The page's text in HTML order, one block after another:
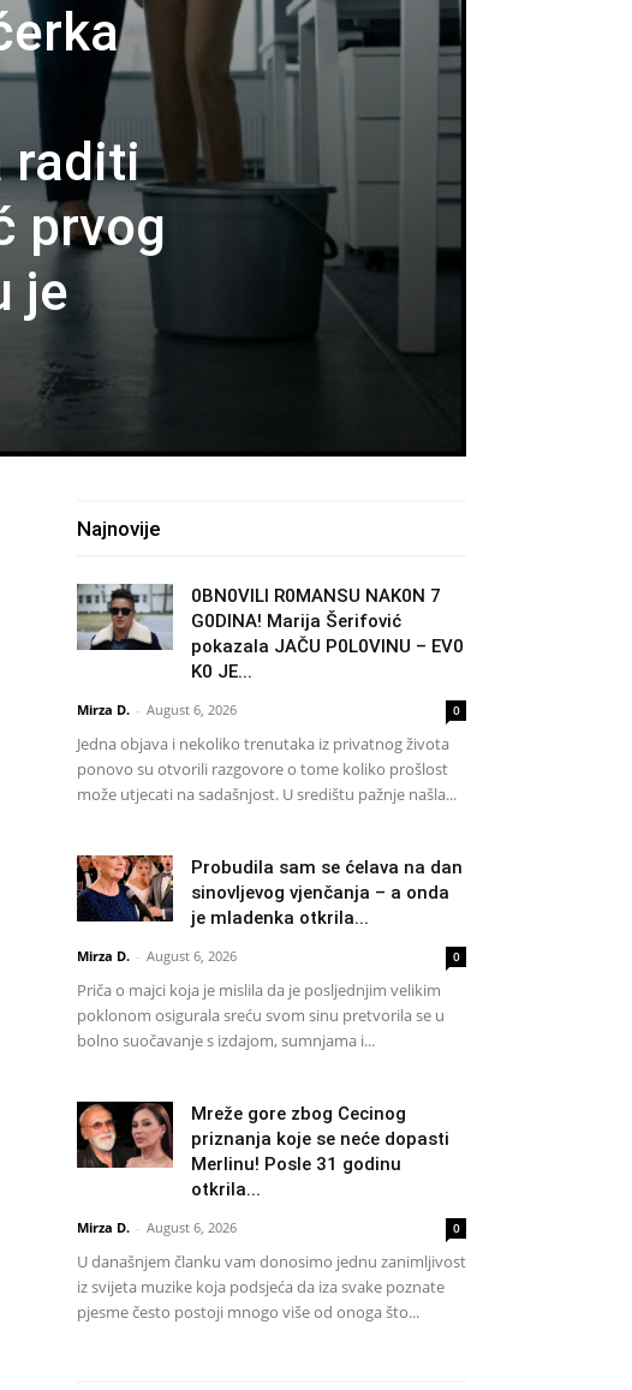
raditi
prvog
je
Najnovije
0BN0VlLl R0MANSU NAK0N 7
G0DlNA! Marija Šerifović
pokazala JAČU P0L0VINU – EV0
K0 JE...
Mirza D. - August 6, 2026 0
Jedna objava i nekoliko trenutaka iz privatnog života
ponovo su otvorili razgovore o tome koliko prošlost
može utjecati na sadašnjost. U središtu pažnje našla...
Probudila sam se ćelava na dan
sinovljevog vjenčanja – a onda
je mladenka otkrila...
Mirza D. - August 6, 2026 0
Priča o majci koja je mislila da je posljednjim velikim
poklonom osigurala sreću svom sinu pretvorila se u
bolno suočavanje s izdajom, sumnjama i...
Mreže gore zbog Cecinog
priznanja koje se neće dopasti
Merlinu! Posle 31 godinu
otkrila...
Mirza D. - August 6, 2026 0
U današnjem članku vam donosimo jednu zanimljivost
iz svijeta muzike koja podsjeća da iza svake poznate
pjesme često postoji mnogo više od onoga što...